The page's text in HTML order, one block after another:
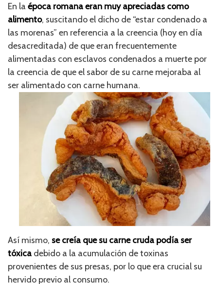
En la época romana eran muy apreciadas como
alimento, suscitando el dicho de “estar condenado a
las morenas” en referencia a la creencia (hoy en día
desacreditada) de que eran frecuentemente
alimentadas con esclavos condenados a muerte por
la creencia de que el sabor de su carne mejoraba al
ser alimentado con carne humana.
Así mismo, se creía que su carne cruda podía ser
tóxica debido a la acumulación de toxinas
provenientes de sus presas, por lo que era crucial su
hervido previo al consumo.